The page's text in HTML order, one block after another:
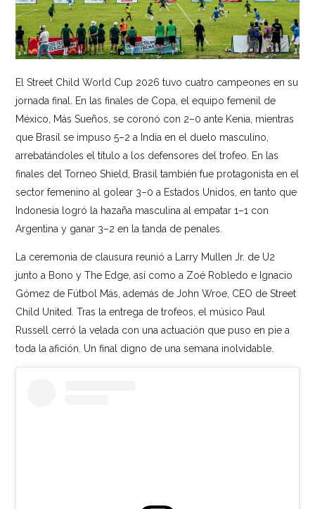
El Street Child World Cup 2026 tuvo cuatro campeones en su
jornada final. En las finales de Copa, el equipo femenil de
México, Más Sueños, se coronó con 2–0 ante Kenia, mientras
que Brasil se impuso 5–2 a India en el duelo masculino,
arrebatándoles el título a los defensores del trofeo. En las
finales del Torneo Shield, Brasil también fue protagonista en el
sector femenino al golear 3–0 a Estados Unidos, en tanto que
Indonesia logró la hazaña masculina al empatar 1–1 con
Argentina y ganar 3–2 en la tanda de penales.
La ceremonia de clausura reunió a Larry Mullen Jr. de U2
junto a Bono y The Edge, así como a Zoé Robledo e Ignacio
Gómez de Fútbol Más, además de John Wroe, CEO de Street
Child United. Tras la entrega de trofeos, el músico Paul
Russell cerró la velada con una actuación que puso en pie a
toda la afición. Un final digno de una semana inolvidable.